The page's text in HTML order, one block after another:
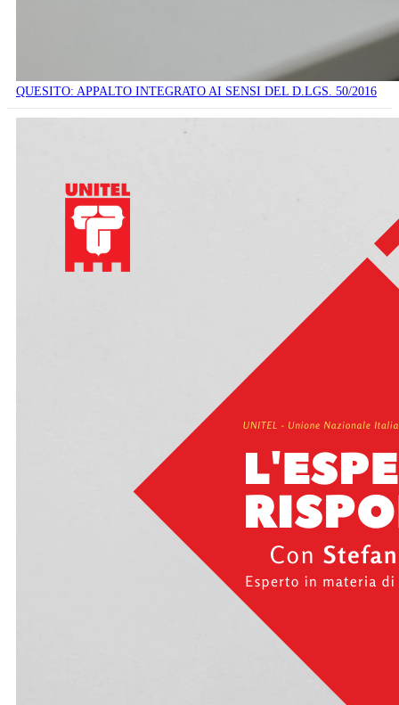
QUESITO: APPALTO INTEGRATO AI SENSI DEL D.LGS. 50/2016